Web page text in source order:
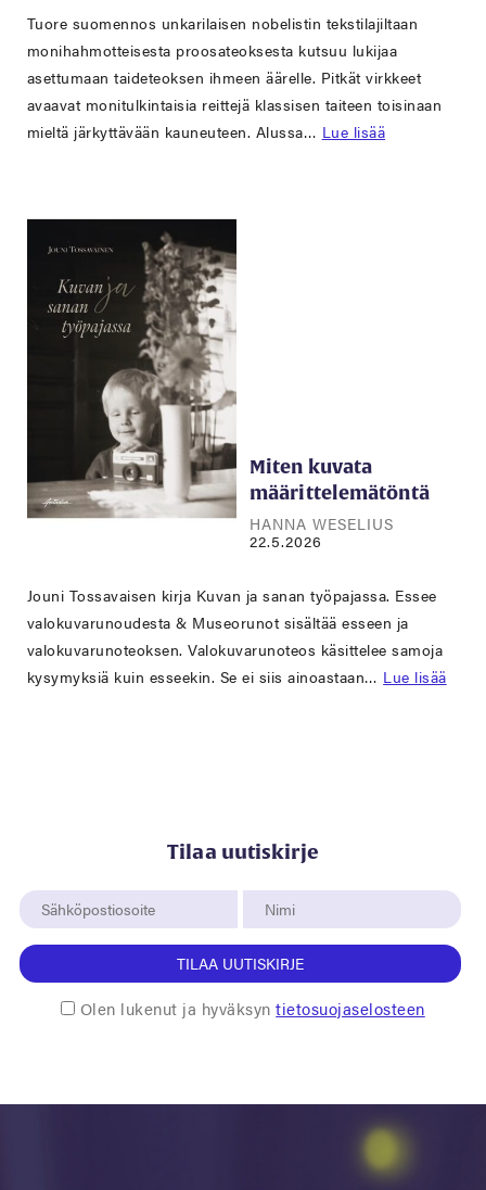
Tuore suomennos unkarilaisen nobelistin tekstilajiltaan
monihahmotteisesta proosateoksesta kutsuu lukijaa
asettumaan taideteoksen ihmeen äärelle. Pitkät virkkeet
avaavat monitulkintaisia reittejä klassisen taiteen toisinaan
mieltä järkyttävään kauneuteen. Alussa… Lue lisää
Miten kuvata
määrittelemätöntä
HANNA WESELIUS
22.5.2026
Jouni Tossavaisen kirja Kuvan ja sanan työpajassa. Essee
valokuvarunoudesta & Museorunot sisältää esseen ja
valokuvarunoteoksen. Valokuvarunoteos käsittelee samoja
kysymyksiä kuin esseekin. Se ei siis ainoastaan… Lue lisää
Tilaa uutiskirje
TILAA UUTISKIRJE
Olen lukenut ja hyväksyntietosuojaselosteen